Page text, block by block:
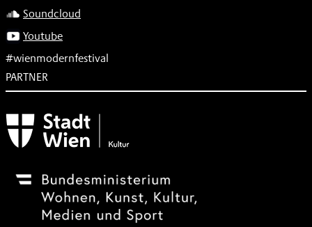
Soundcloud
Youtube
#wienmodernfestival
PARTNER
Subventionsgeber